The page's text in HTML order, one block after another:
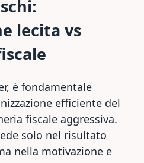
lecita vs
è fondamentale
efficiente del
fiscale aggressiva.
solo nel risultato
nella motivazione e